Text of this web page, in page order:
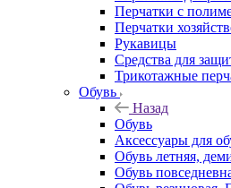
Перчатки с
Перчатки
Рукавицы
Средства для
Трикотажные
Обувь
Назад
Обувь
Аксессуары для
Обувь летняя,
Обувь